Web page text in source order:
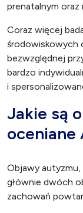
prenatalnym oraz
Coraz więcej
środowiskowych
bezwzględnej
bardzo
i
Jakie są
oceniane
Objawy
głównie dwóch
zachowań